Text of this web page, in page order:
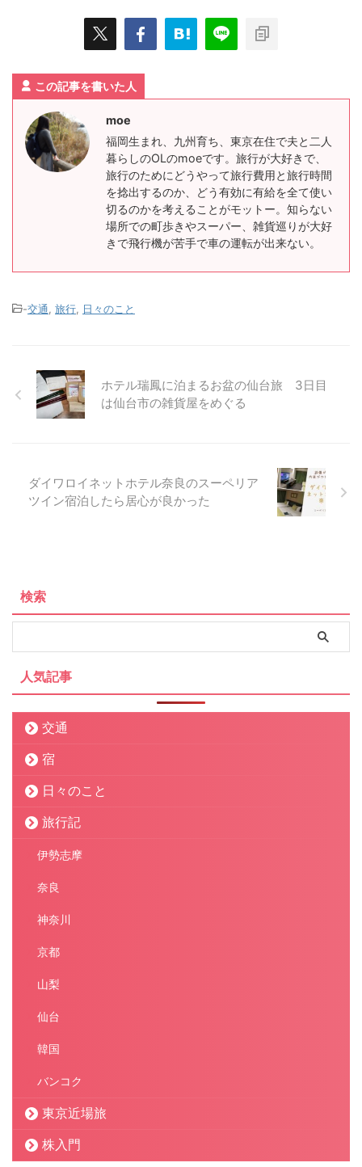
この記事を書いた人
moe
福岡生まれ、九州育ち、東京在住で夫と二人
暮らしのOLのmoeです。旅行が大好きで、
旅行のためにどうやって旅行費用と旅行時間
を捻出するのか、どう有効に有給を全て使い
切るのかを考えることがモットー。知らない
場所での町歩きやスーパー、雑貨巡りが大好
きで飛行機が苦手で車の運転が出来ない。
-交通, 旅行, 日々のこと
ホテル瑞鳳に泊まるお盆の仙台旅 3日目
は仙台市の雑貨屋をめぐる
ダイワロイネットホテル奈良のスーペリア
ツイン宿泊したら居心が良かった
検索
人気記事
交通
宿
日々のこと
旅行記
伊勢志摩
奈良
神奈川
京都
山梨
仙台
韓国
バンコク
東京近場旅
株入門